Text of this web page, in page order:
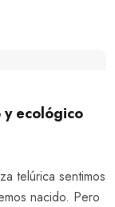
ecológico
telúrica sentimos
nacido. Pero